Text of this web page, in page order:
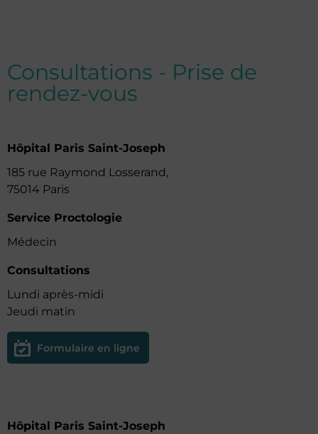
Consultations - Prise de
rendez-vous
Hôpital Paris Saint-Joseph
185 rue Raymond Losserand,
75014 Paris
Service Proctologie
Médecin
Consultations
Lundi après-midi
Jeudi matin
Formulaire en ligne
Hôpital Paris Saint-Joseph